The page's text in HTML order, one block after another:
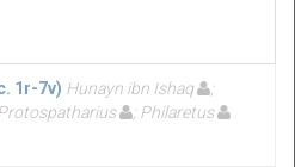
1r-7v) Hunayn ibn Ishaq
; Philaretus